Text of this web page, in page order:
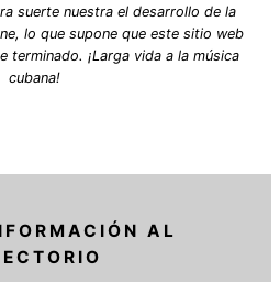
suerte nuestra el desarrollo de la
lo que supone que este sitio web
terminado. ¡Larga vida a la música
cubana!
AL